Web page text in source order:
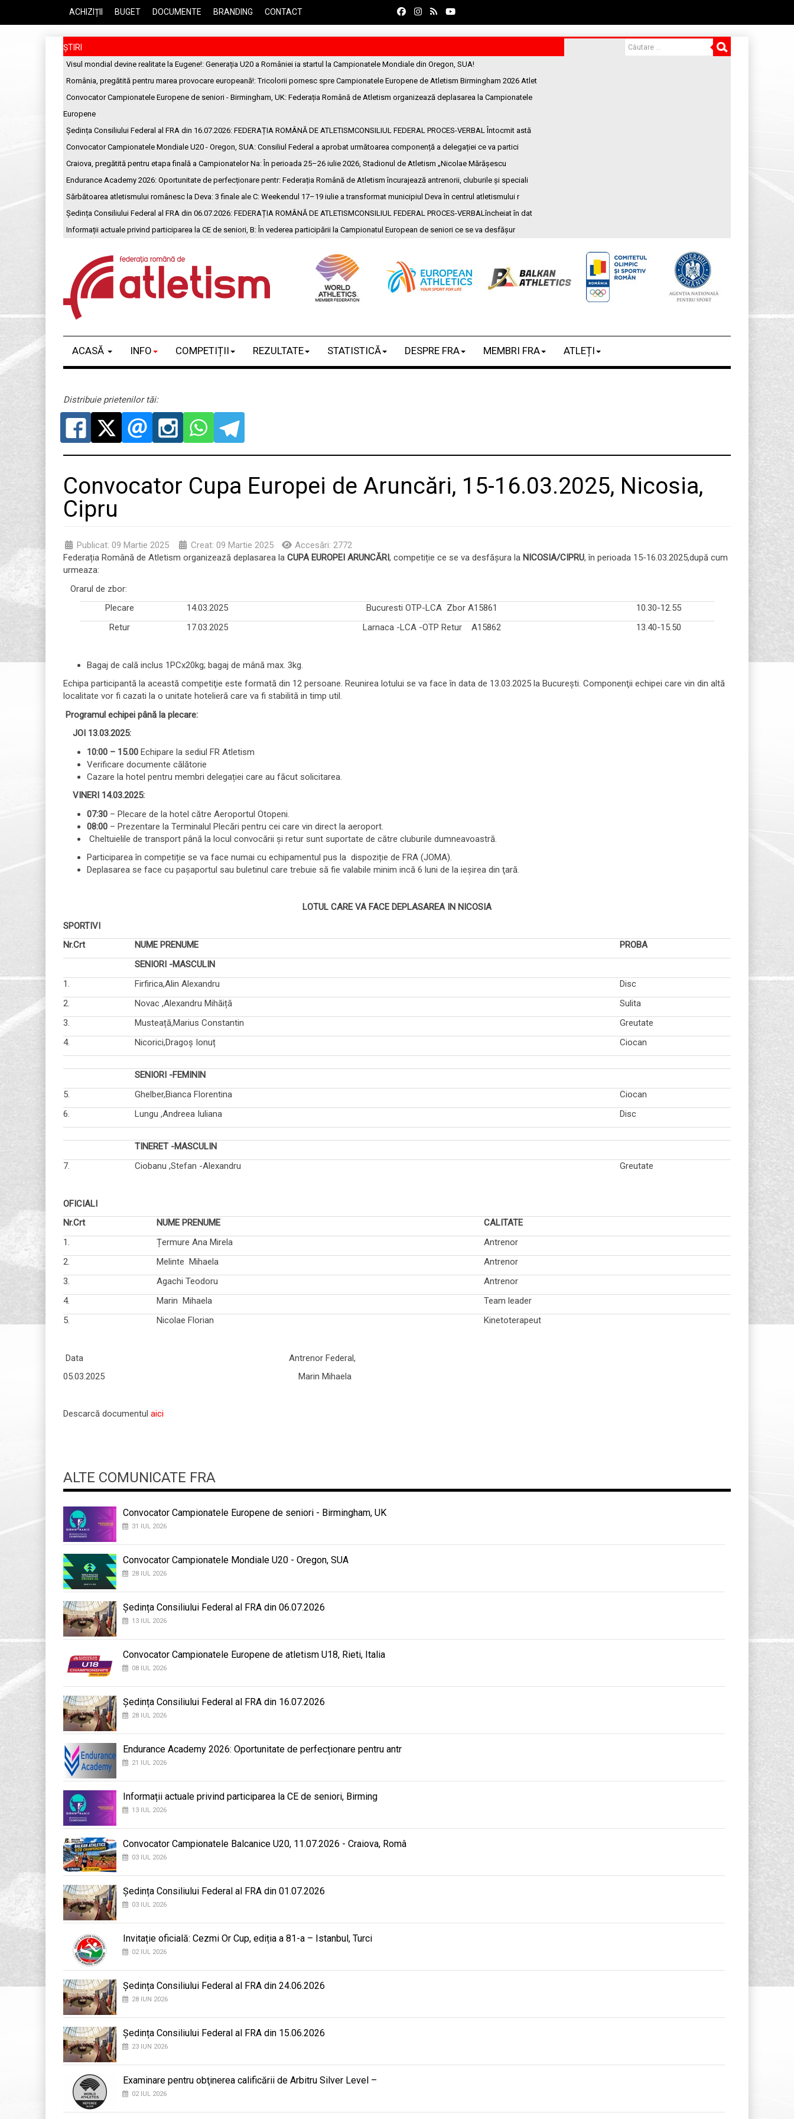
ACHIZIȚII BUGET DOCUMENTE BRANDING CONTACT
ȘTIRI
Visul mondial devine realitate la Eugene!: Generația U20 a României ia startul la Campionatele Mondiale din Oregon, SUA!
România, pregătită pentru marea provocare europeană!: Tricolorii pornesc spre Campionatele Europene de Atletism Birmingham 2026 Atlet
Convocator Campionatele Europene de seniori - Birmingham, UK: Federația Română de Atletism organizează deplasarea la Campionatele
Europene
Ședința Consiliului Federal al FRA din 16.07.2026: FEDERAȚIA ROMÂNĂ DE ATLETISMCONSILIUL FEDERAL PROCES-VERBAL Întocmit astă
Convocator Campionatele Mondiale U20 - Oregon, SUA: Consiliul Federal a aprobat următoarea componență a delegației ce va partici
Craiova, pregătită pentru etapa finală a Campionatelor Na: În perioada 25–26 iulie 2026, Stadionul de Atletism „Nicolae Mărășescu
Endurance Academy 2026: Oportunitate de perfecționare pentr: Federația Română de Atletism încurajează antrenorii, cluburile și speciali
Sărbătoarea atletismului românesc la Deva: 3 finale ale C: Weekendul 17–19 iulie a transformat municipiul Deva în centrul atletismului r
Ședința Consiliului Federal al FRA din 06.07.2026: FEDERAȚIA ROMÂNĂ DE ATLETISMCONSILIUL FEDERAL PROCES-VERBALîncheiat în dat
Informații actuale privind participarea la CE de seniori, B: În vederea participării la Campionatul European de seniori ce se va desfășur
ACASĂ INFO COMPETIȚII REZULTATE STATISTICĂ DESPRE FRA MEMBRI FRA ATLEȚI
Distribuie prietenilor tăi:
Convocator Cupa Europei de Aruncări, 15-16.03.2025, Nicosia,
Cipru
Publicat: 09 Martie 2025 Creat: 09 Martie 2025
Accesări: 2772
Federația Română de Atletism organizează deplasarea la CUPA EUROPEI ARUNCĂRI, competiție ce se va desfășura la NICOSIA/CIPRU, în perioada 15-16.03.2025,după cum
urmeaza:
Orarul de zbor:
Plecare
14.03.2025 Bucuresti OTP-LCA Zbor A15861
10.30-12.55
Retur
17.03.2025 Larnaca -LCA -OTP Retur A15862 13.40-15.50
Bagaj de cală inclus 1PCx20kg; bagaj de mână max. 3kg.
Echipa participantă la această competiţie este formată din 12 persoane. Reunirea lotului se va face în data de 13.03.2025 la Bucureşti. Componenţii echipei care vin din altă
localitate vor fi cazati la o unitate hotelieră care va fi stabilită in timp util.
Programul echipei până la plecare:
JOI 13.03.2025:
10:00 – 15.00 Echipare la sediul FR Atletism
Verificare documente călătorie
Cazare la hotel pentru membri delegației care au făcut solicitarea.
VINERI 14.03.2025:
07:30 – Plecare de la hotel către Aeroportul Otopeni.
08:00 – Prezentare la Terminalul Plecări pentru cei care vin direct la aeroport.
Cheltuielile de transport până la locul convocării şi retur sunt suportate de către cluburile dumneavoastră.
Participarea în competiție se va face numai cu echipamentul pus la dispoziție de FRA (JOMA).
Deplasarea se face cu paşaportul sau buletinul care trebuie să fie valabile minim incă 6 luni de la ieşirea din ţară.
LOTUL CARE VA FACE DEPLASAREA IN NICOSIA
SPORTIVI
Nr.Crt
NUME PRENUME
PROBA
SENIORI -MASCULIN
1.
Firfirica,Alin Alexandru
Disc
2.
Novac ,Alexandru Mihăiță
Sulita
3.
Musteață,Marius Constantin
Greutate
4.
Nicorici,Dragoș Ionuț Ciocan
SENIORI -FEMININ
5.
Ghelber,Bianca Florentina
Ciocan
6.
Lungu ,Andreea Iuliana Disc
TINERET -MASCULIN
7.
Ciobanu ,Stefan -Alexandru Greutate
OFICIALI
Nr.Crt
NUME PRENUME
CALITATE
1.
Țermure Ana Mirela
Antrenor
2.
Melinte Mihaela
Antrenor
3.
Agachi Teodoru
Antrenor
4.
Marin Mihaela
Team leader
5.
Nicolae Florian Kinetoterapeut
Data Antrenor Federal,
05.03.2025 Marin Mihaela
Descarcă documentul aici
ALTE COMUNICATE FRA
Convocator Campionatele Europene de seniori - Birmingham, UK
31 IUL 2026
Convocator Campionatele Mondiale U20 - Oregon, SUA
28 IUL 2026
Ședința Consiliului Federal al FRA din 06.07.2026
13 IUL 2026
Convocator Campionatele Europene de atletism U18, Rieti, Italia
08 IUL 2026
Ședința Consiliului Federal al FRA din 16.07.2026
28 IUL 2026
Endurance Academy 2026: Oportunitate de perfecționare pentru antr
21 IUL 2026
Informații actuale privind participarea la CE de seniori, Birming
13 IUL 2026
Convocator Campionatele Balcanice U20, 11.07.2026 - Craiova, Româ
03 IUL 2026
Ședința Consiliului Federal al FRA din 01.07.2026
03 IUL 2026
Invitație oficială: Cezmi Or Cup, ediția a 81-a – Istanbul, Turci
02 IUL 2026
Ședința Consiliului Federal al FRA din 24.06.2026
28 IUN 2026
Ședința Consiliului Federal al FRA din 15.06.2026
23 IUN 2026
Examinare pentru obţinerea calificării de Arbitru Silver Level –
02 IUL 2026